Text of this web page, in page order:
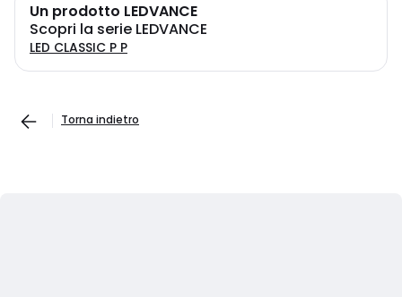
Un prodotto LEDVANCE
Scopri la serie LEDVANCE
LED CLASSIC P P
Torna indietro